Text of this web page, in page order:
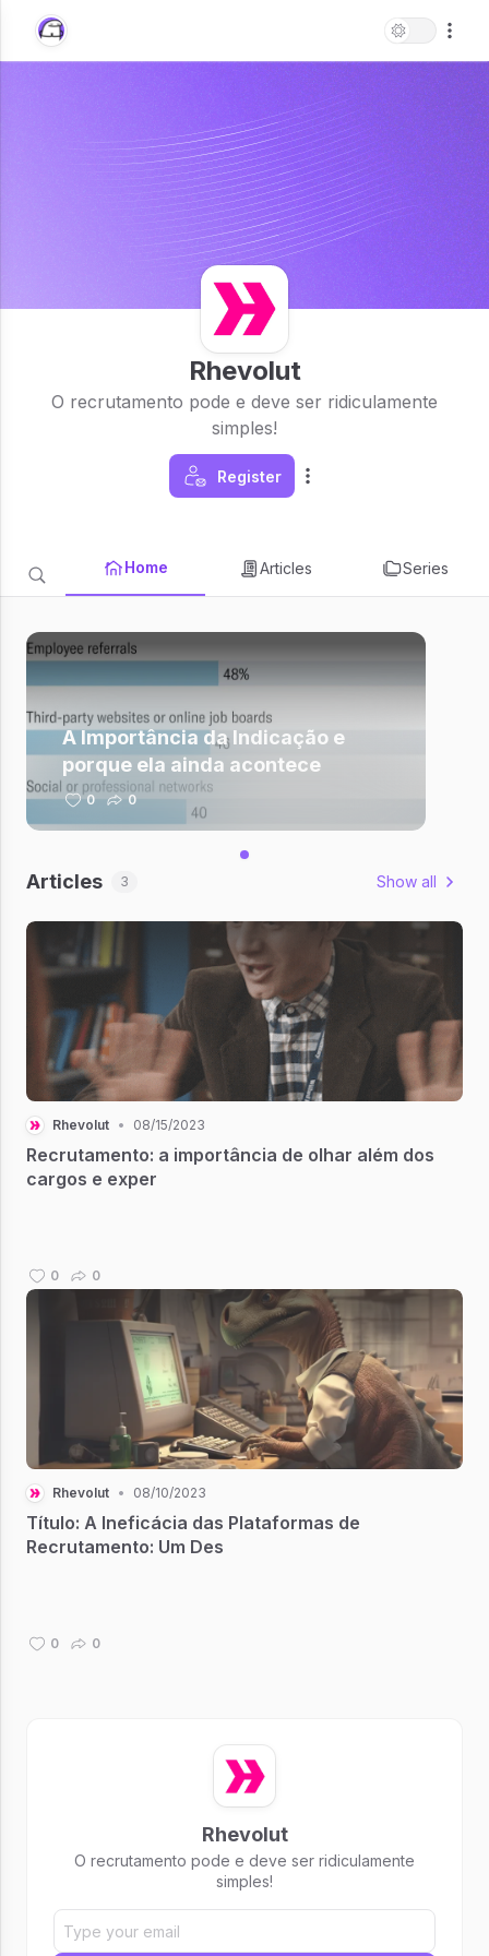
Rhevolut
O recrutamento pode e deve ser ridiculamente
simples!
Register
Home Articles Series
A Importância da Indicação e
porque ela ainda acontece
0 0
Articles 3 Show all
Rhevolut • 08/15/2023
Recrutamento: a importância de olhar além dos
cargos e exper
0 0
Rhevolut • 08/10/2023
Título: A Ineficácia das Plataformas de
Recrutamento: Um Des
0 0
Rhevolut
O recrutamento pode e deve ser ridiculamente
simples!